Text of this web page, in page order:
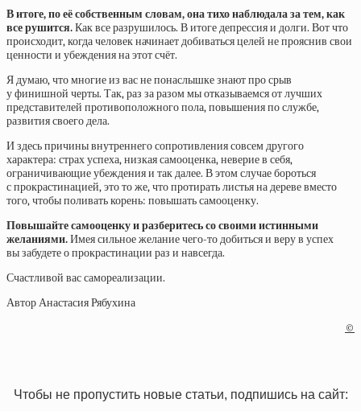
В итоге, по её собственным словам, она тихо наблюдала за тем, как
все рушится.Как все разрушилось. В итоге депрессия и долги. Вот что
происходит, когда человек начинает добиваться целей не прояснив свои
ценности и убеждения на этот счёт.
Я думаю, что многие из вас не понаслышке знают про срыв
у финишной черты. Так, раз за разом мы отказываемся от лучших
представителей противоположного пола, повышения по службе,
развития своего дела.
И здесь причины внутреннего сопротивления совсем другого
характера: страх успеха, низкая самооценка, неверие в себя,
ограничивающие убеждения и так далее. В этом случае бороться
с прокрастинацией, это то же, что протирать листья на дереве вместо
того, чтобы поливать корень: повышать самооценку.
Повышайте самооценку и разберитесь со своими истинными
желаниями.Имея сильное желание чего-то добиться и веру в успех
вы забудете о прокрастинации раз и навсегда.
Счастливой вас самореализации.
Автор Анастасия Рябухина
©
Чтобы не пропустить новые статьи, подпишись на сайт: